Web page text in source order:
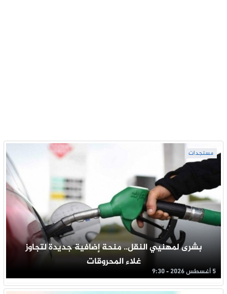
مستجدات
بشرى لمهنيي النقل.. منحة إضافية جديدة لتجاوز
غلاء المحروقات
5 أغسطس 2026 - 9:30